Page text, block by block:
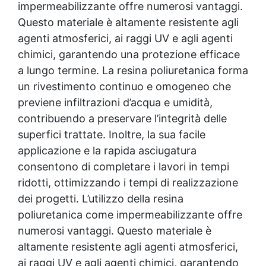
(°C): >93 Indurimento completo: 7 giorni
Resa teorica: 5 m²/kg/200 μm + Parametri di
applicazione Rapporto di miscelazione
Applicazione a rullo: A:B = 1:0,85 (in peso,
miscelare bene prima dell'uso). Tempi di
lavorazione Temperatura (°C): 10 | 20 | 30
Vita utile miscela (minuti): 45 | 40 | 35
Condizioni di applicazione Temperatura
ambiente: 0 °C – 35 °C Umidità ambiente:
≤75 % Temperatura del supporto: almeno 3
°C sopra il punto di rugiada Agente di pulizia:
diluente standard per poliaspartico Tempi di
essiccazione e riverniciatura (20 °C)
Essiccazione superficiale: 1 ora Secco al
tatto: 3 ore Indurimento completo: 7 giorni
Calpestabile: 3 giorni Applicazione seconda
mano: 3–4 ore + Consumo materiale Sparta
Top: 0,2 kg/m² + Condizioni di stoccaggio
Durata di conservazione: Parte A: 12 mesi |
Parte B: 12 mesi Temperatura di
conservazione: 5 °C – 35 °C +
impermeabilizzante offre numerosi vantaggi.
Questo materiale è altamente resistente agli
agenti atmosferici, ai raggi UV e agli agenti
chimici, garantendo una protezione efficace
a lungo termine. La resina poliuretanica forma
un rivestimento continuo e omogeneo che
previene infiltrazioni d’acqua e umidità,
contribuendo a preservare l’integrità delle
superfici trattate. Inoltre, la sua facile
applicazione e la rapida asciugatura
consentono di completare i lavori in tempi
ridotti, ottimizzando i tempi di realizzazione
dei progetti. L’utilizzo della resina
poliuretanica come impermeabilizzante offre
numerosi vantaggi. Questo materiale è
altamente resistente agli agenti atmosferici,
ai raggi UV e agli agenti chimici, garantendo